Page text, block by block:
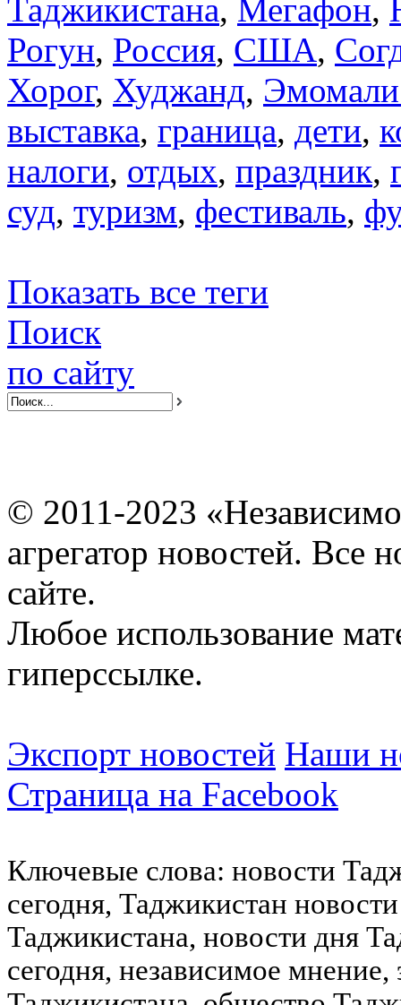
Таджикистана, Мегафон,
Рогун, Россия, США,
Хорог, Худжанд,
выставка, граница, дети,
налоги, отдых, праздник,
суд, туризм, фестиваль,
Показать все теги
Поиск
по сайту
© 2011-2023
агрегатор новостей. Все
сайте.
Любое использование
гиперссылке.
Экспорт новостей Наши
Страница на Facebook
Ключевые слова: новости
сегодня, Таджикистан
Таджикистана, новости дня
сегодня, независимое